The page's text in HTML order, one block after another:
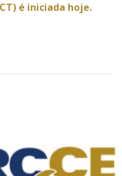
é iniciada hoje.